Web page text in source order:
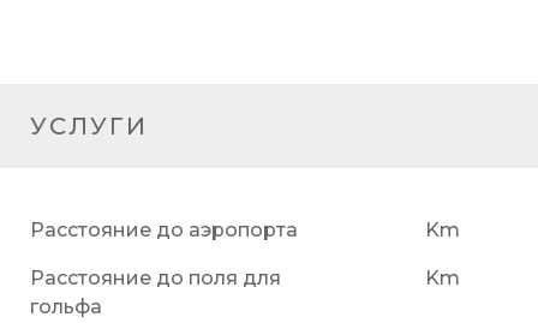
УСЛУГИ
Расстояние до аэропорта Km
Расстояние до поля для
гольфа
Km